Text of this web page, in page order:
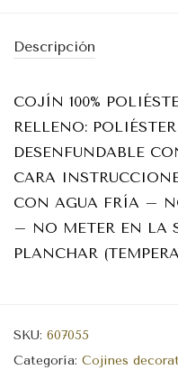
Descripción
COJÍN 100%
RELLENO:
DESENFUNDABLE
CARA
CON AGUA FRÍA –
– NO METER EN LA
PLANCHAR
SKU: 607055
Categoría: Cojines